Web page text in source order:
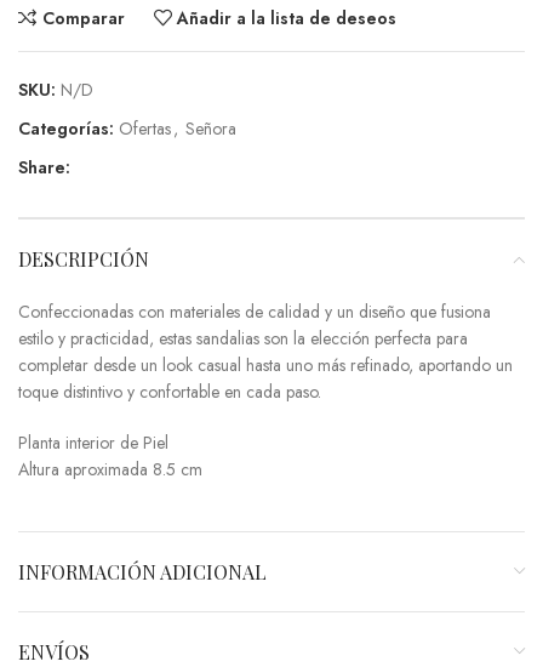
Comparar Añadir a la lista de deseos
SKU: N/D
Categorías: Ofertas, Señora
Share:
DESCRIPCIÓN
Confeccionadas con materiales de calidad y un diseño que fusiona
estilo y practicidad, estas sandalias son la elección perfecta para
completar desde un look casual hasta uno más refinado, aportando un
toque distintivo y confortable en cada paso.
Planta interior de Piel
Altura aproximada 8.5 cm
INFORMACIÓN ADICIONAL
ENVÍOS